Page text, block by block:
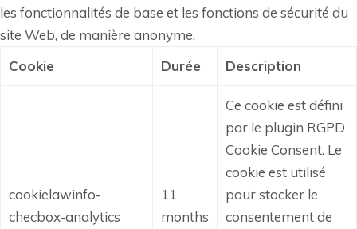
les fonctionnalités de base et les fonctions de sécurité du
site Web, de manière anonyme.
Cookie
Durée Description
cookielawinfo-
checbox-analytics
11
months
Ce cookie est défini
par le plugin RGPD
Cookie Consent. Le
cookie est utilisé
pour stocker le
consentement de